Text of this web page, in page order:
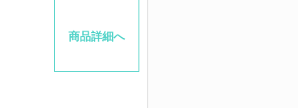
商品詳細へ